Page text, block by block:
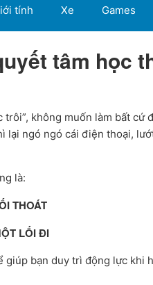
tính Xe Games
tâm học
không muốn làm bất
ngó ngó cái điện thoại,
là:
THOÁT
LỐI ĐI
bạn duy trì động lực khi